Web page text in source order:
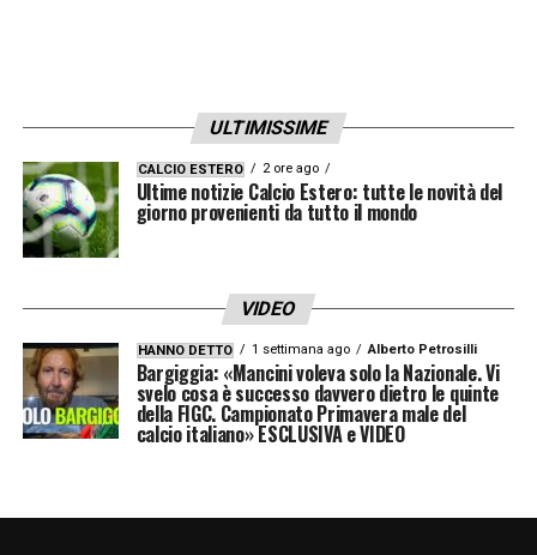
ULTIMISSIME
CALCIO ESTERO 2 ore ago
Ultime notizie Calcio Estero: tutte le novità del
giorno provenienti da tutto il mondo
VIDEO
HANNO DETTO 1 settimana ago Alberto Petrosilli
Bargiggia: «Mancini voleva solo la Nazionale. Vi
svelo cosa è successo davvero dietro le quinte
della FIGC. Campionato Primavera male del
calcio italiano» ESCLUSIVA e VIDEO